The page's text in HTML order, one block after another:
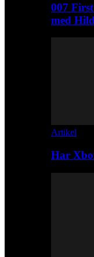
007
med
Artikel
Har